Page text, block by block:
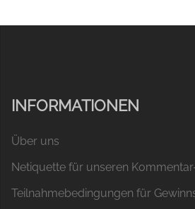
INFORMATIONEN
Über uns
Netiquette für unseren
Teilnahmebedingungen für